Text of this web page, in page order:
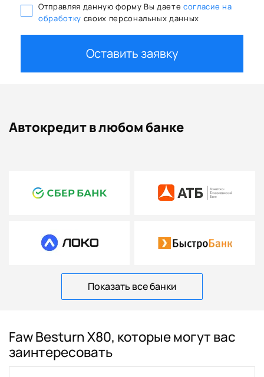
Отправляя данную форму Вы даете согласие на
обработку своих персональных данных
Оставить заявку
Автокредит в любом банке
Показать все банки
Faw Besturn X80, которые могут вас
заинтересовать